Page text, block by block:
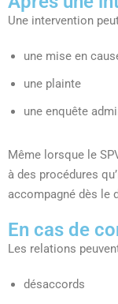
Une intervention
une mise en
une plainte
une enquête
Même lorsque le
à des procédures
accompagné dès le
En cas de
Les relations
désaccords